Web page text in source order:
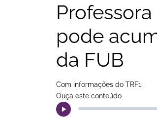
pode
da FUB
Com informações do TRF1.
Ouça este conteúdo